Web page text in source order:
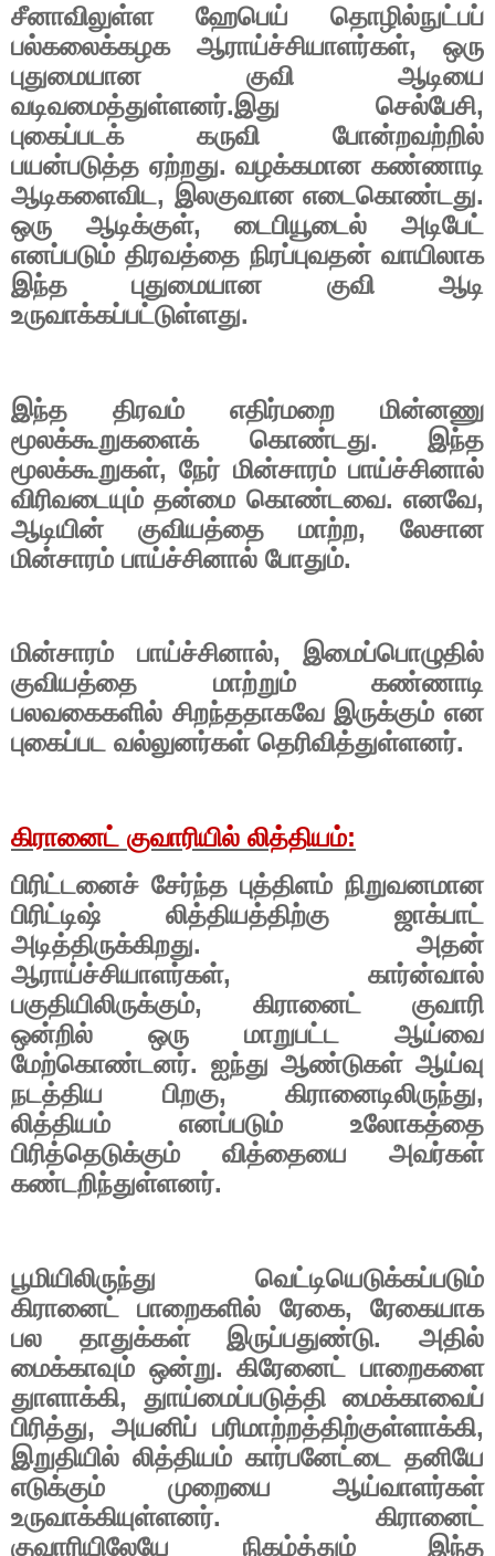
சீனாவிலுள்ள ஹேபெய் தொழில்நுட்பப்
பல்கலைக்கழக ஆராய்ச்சியாளர்கள், ஒரு
புதுமையான குவி ஆடியை
வடிவமைத்துள்ளனர்.இது செல்பேசி,
புகைப்படக் கருவி போன்றவற்றில்
பயன்படுத்த ஏற்றது. வழக்கமான கண்ணாடி
ஆடிகளைவிட, இலகுவான எடைகொண்டது.
ஒரு ஆடிக்குள்,டைபியூடைல் அடிபேட்
எனப்படும் திரவத்தை நிரப்புவதன் வாயிலாக
இந்த புதுமையான குவி ஆடி
உருவாக்கப்பட்டுள்ளது.
இந்த திரவம் எதிர்மறை மின்னணு
மூலக்கூறுகளைக் கொண்டது. இந்த
மூலக்கூறுகள்,நேர் மின்சாரம் பாய்ச்சினால்
விரிவடையும் தன்மை கொண்டவை. எனவே,
ஆடியின் குவியத்தை மாற்ற, லேசான
மின்சாரம் பாய்ச்சினால் போதும்.
மின்சாரம் பாய்ச்சினால், இமைப்பொழுதில்
குவியத்தை மாற்றும் கண்ணாடி
பலவகைகளில் சிறந்ததாகவே இருக்கும் என
புகைப்பட வல்லுனர்கள் தெரிவித்துள்ளனர்.
கிரானைட் குவாரியில் லித்தியம்:
பிரிட்டனைச் சேர்ந்த புத்திளம் நிறுவனமான
பிரிட்டிஷ் லித்தியத்திற்கு ஜாக்பாட்
அடித்திருக்கிறது. அதன்
ஆராய்ச்சியாளர்கள், கார்ன்வால்
பகுதியிலிருக்கும், கிரானைட் குவாரி
ஒன்றில் ஒரு மாறுபட்ட ஆய்வை
மேற்கொண்டனர். ஐந்து ஆண்டுகள் ஆய்வு
நடத்திய பிறகு, கிரானைடிலிருந்து,
லித்தியம் எனப்படும் உலோகத்தை
பிரித்தெடுக்கும் வித்தையை அவர்கள்
கண்டறிந்துள்ளனர்.
பூமியிலிருந்து வெட்டியெடுக்கப்படும்
கிரானைட் பாறைகளில் ரேகை,ரேகையாக
பல தாதுக்கள் இருப்பதுண்டு. அதில்
மைக்காவும் ஒன்று. கிரேனைட் பாறைகளை
துாளாக்கி, துாய்மைப்படுத்தி மைக்காவைப்
பிரித்து, அயனிப் பரிமாற்றத்திற்குள்ளாக்கி,
இறுதியில் லித்தியம் கார்பனேட்டை தனியே
எடுக்கும் முறையை ஆய்வாளர்கள்
உருவாக்கியுள்ளனர். கிரானைட்
குவாரியிலேயே நிகழ்த்தும் இந்த